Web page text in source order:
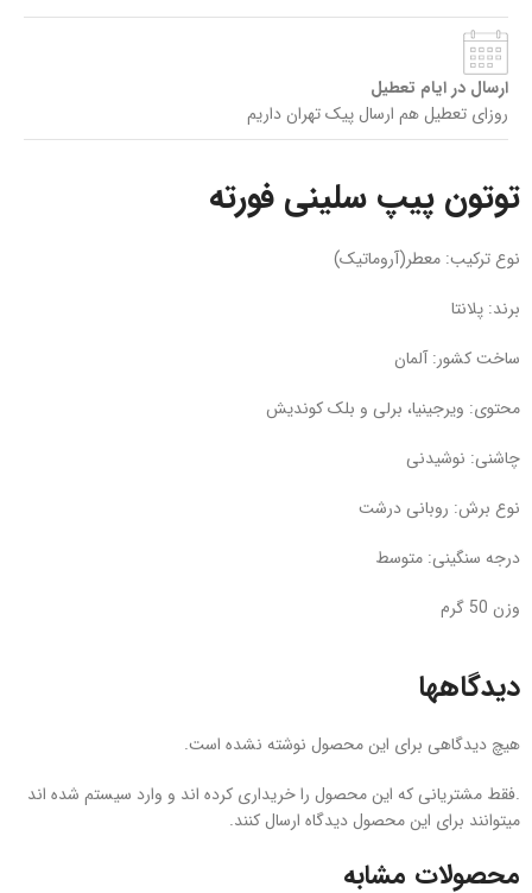
ارسال در ایام تعطیل
روزای تعطیل هم ارسال پیک تهران داریم
توتون پیپ سلینی فورته
نوع ترکیب: معطر(آروماتیک)
برند: پلانتا
ساخت کشور: آلمان
محتوی: ویرجینیا، برلی و بلک کوندیش
چاشنی: نوشیدنی
نوع برش: روبانی درشت
درجه سنگینی: متوسط
وزن 50 گرم
دیدگاهها
هیچ دیدگاهی برای این محصول نوشته نشده است.
.فقط مشتریانی که این محصول را خریداری کرده اند و وارد سیستم شده اند
میتوانند برای این محصول دیدگاه ارسال کنند.
محصولات مشابه